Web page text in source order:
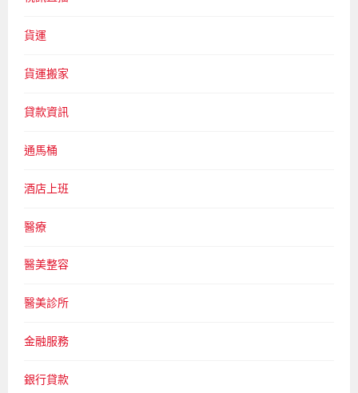
貨運
貨運搬家
貸款資訊
通馬桶
酒店上班
醫療
醫美整容
醫美診所
金融服務
銀行貸款